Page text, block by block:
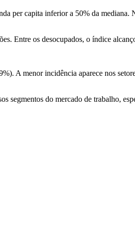
per capita inferior a 50% da
Entre os desocupados, o índice
A menor incidência aparece nos
segmentos do mercado de trabalho,